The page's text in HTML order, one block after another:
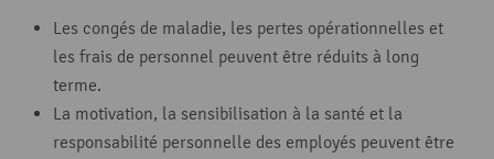
Les congés de maladie, les pertes opérationnelles et
les frais de personnel peuvent être réduits à long
terme.
La motivation, la sensibilisation à la santé et la
responsabilité personnelle des employés peuvent être